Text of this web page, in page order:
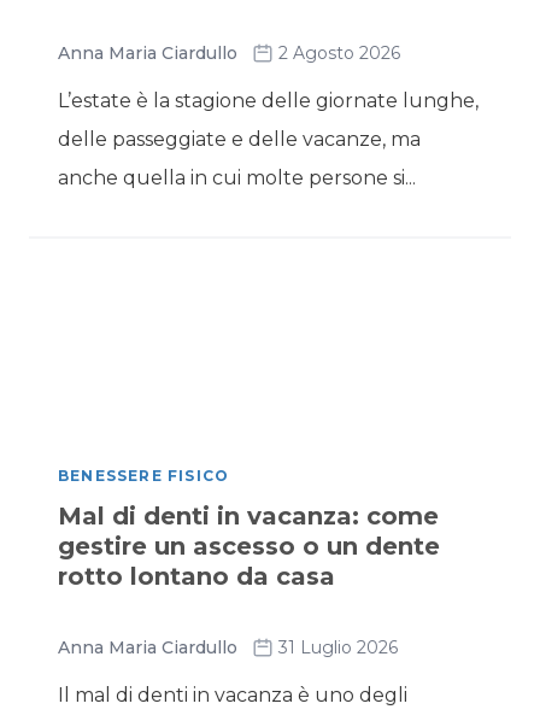
Anna Maria Ciardullo 2 Agosto 2026
L’estate è la stagione delle giornate lunghe,
delle passeggiate e delle vacanze, ma
anche quella in cui molte persone si...
BENESSERE FISICO
Mal di denti in vacanza: come
gestire un ascesso o un dente
rotto lontano da casa
Anna Maria Ciardullo 31 Luglio 2026
Il mal di denti in vacanza è uno degli